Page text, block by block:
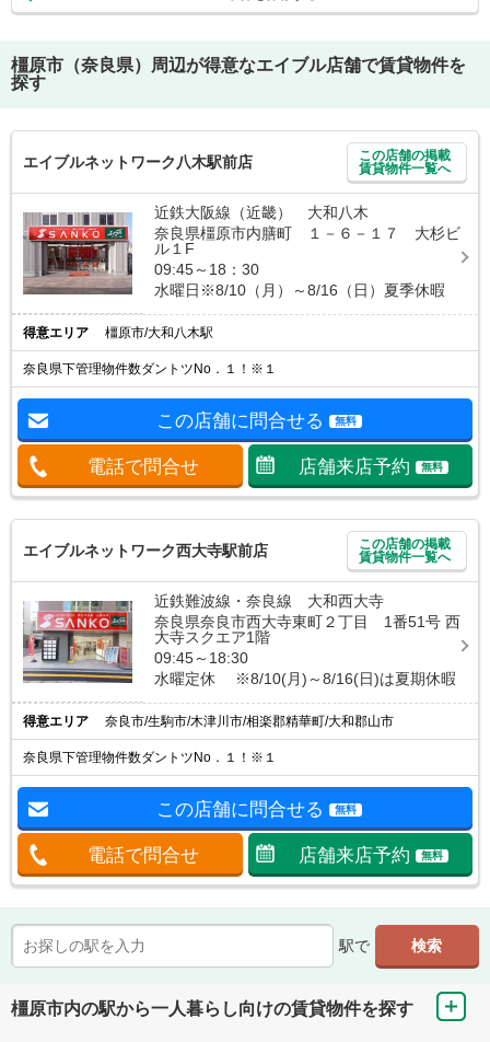
橿原市（奈良県）
周辺が得意なエイブル店舗で賃貸物件を
探す
エイブルネットワーク八木駅前店
この店舗の掲載
賃貸物件一覧へ
近鉄大阪線（近畿） 大和八木
奈良県橿原市内膳町 １－６－１７ 大杉ビ
ル１F
09:45～18：30
水曜日※8/10（月）～8/16（日）夏季休暇
得意エリア 橿原市/大和八木駅
奈良県下管理物件数ダントツNo．１！※１
この店舗に問合せる 無料
電話で問合せ 店舗来店予約 無料
エイブルネットワーク西大寺駅前店
この店舗の掲載
賃貸物件一覧へ
近鉄難波線・奈良線 大和西大寺
奈良県奈良市西大寺東町２丁目 1番51号 西
大寺スクエア1階
09:45～18:30
水曜定休 ※8/10(月)～8/16(日)は夏期休暇
得意エリア 奈良市/生駒市/木津川市/相楽郡精華町/大和郡山市
奈良県下管理物件数ダントツNo．１！※１
この店舗に問合せる 無料
電話で問合せ 店舗来店予約 無料
駅で
橿原市内の駅から一人暮らし向けの賃貸物件を探す